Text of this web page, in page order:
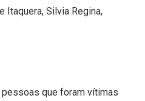
Itaquera, Silvia Regina,
que foram vítimas